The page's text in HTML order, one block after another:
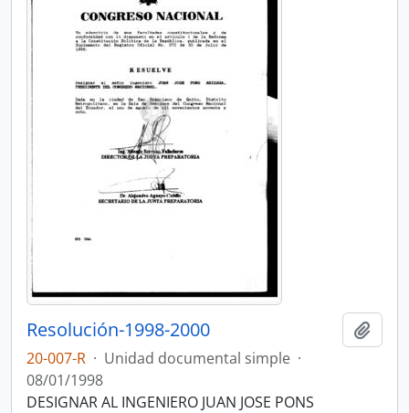
Resolución-1998-2000
20-007-R · Unidad documental simple ·
08/01/1998
DESIGNAR AL INGENIERO JUAN JOSE PONS